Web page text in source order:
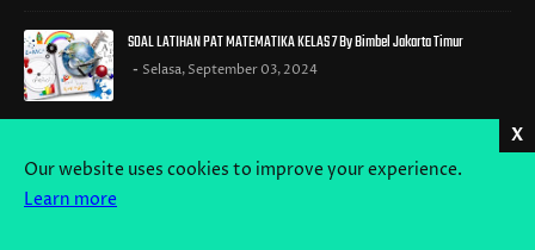
Our website uses cookies to improve your experience.
Learn more
X
SOAL LATIHAN PAT MATEMATIKA KELAS 7 By Bimbel Jakarta Timur
Selasa, September 03, 2024
Selasa, September 03, 2024